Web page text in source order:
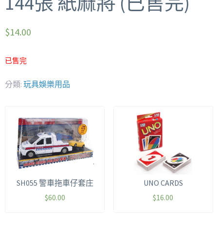
$14.00
已售完
分類: 玩具娛樂用品
SH055 警車拖車仔套庄
$60.00
UNO CARDS
$16.00